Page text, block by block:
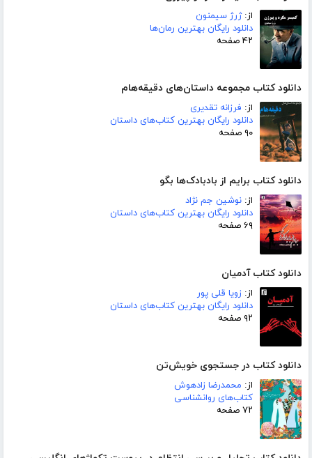
از:ژرژ سیمنون
دانلود رایگان بهترین رمان‌ها
۴۲ صفحه
دانلود کتاب مجموعه داستان‌های دقیقه‌هام
از: فرزانه تقدیری
دانلود رایگان بهترین کتاب‌های داستان
۹۰ صفحه
دانلود کتاب برایم از بادبادک‌ها بگو
از: نوشین جم نژاد
دانلود رایگان بهترین کتاب‌های داستان
۶۹ صفحه
دانلود کتاب آدمیان
از: زویا قلی پور
دانلود رایگان بهترین کتاب‌های داستان
۹۲ صفحه
دانلود کتاب در جستجوی خویش‌تن
از: محمدرضا زادهوش
کتاب‌های روانشناسی
۷۲ صفحه